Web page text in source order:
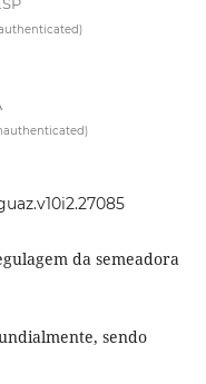
da semeadora
sendo